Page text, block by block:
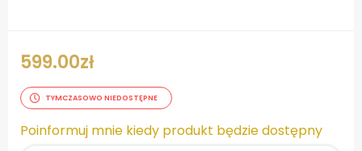
599.00zł
TYMCZASOWO NIEDOSTĘPNE
Poinformuj mnie kiedy produkt będzie dostępny